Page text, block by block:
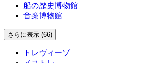
船の歴史博物館
音楽博物館
さらに表示 (66)
トレヴィーゾ